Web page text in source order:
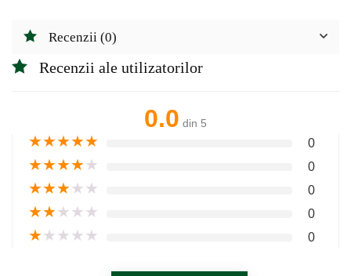
Recenzii (0)
Recenzii ale utilizatorilor
0.0 din 5
★★★★★ 0
★★★★★ 0
★★★★★ 0
★★★★★ 0
★★★★★ 0